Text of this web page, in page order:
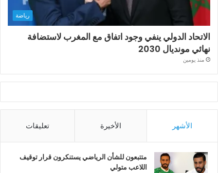
رياضة
الاتحاد الدولي ينفي وجود اتفاق مع المغرب لاستضافة
نهائي مونديال 2030
منذ يومين
الأشهر الأخيرة تعليقات
متتبعون للشأن الرياضي يستنكرون قرار توقيف
اللاعب متولي